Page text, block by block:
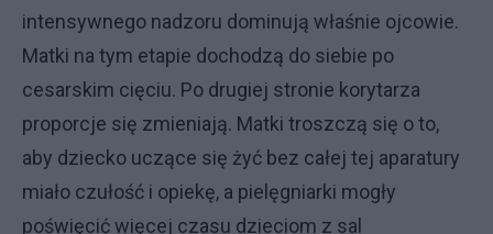
intensywnego nadzoru dominują właśnie ojcowie.
Matki na tym etapie dochodzą do siebie po
cesarskim cięciu. Po drugiej stronie korytarza
proporcje się zmieniają. Matki troszczą się o to,
aby dziecko uczące się żyć bez całej tej aparatury
miało czułość i opiekę, a pielęgniarki mogły
poświęcić więcej czasu dzieciom z sal